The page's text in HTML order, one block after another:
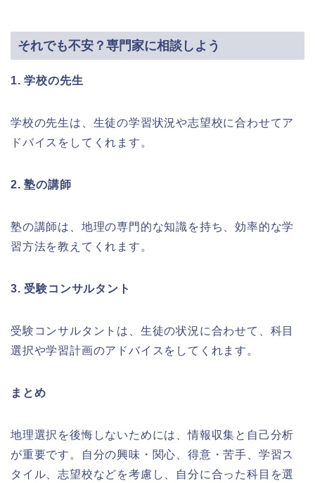
それでも不安？専門家に相談しよう
1. 学校の先生
学校の先生は、生徒の学習状況や志望校に合わせてア
ドバイスをしてくれます。
2. 塾の講師
塾の講師は、地理の専門的な知識を持ち、効率的な学
習方法を教えてくれます。
3. 受験コンサルタント
受験コンサルタントは、生徒の状況に合わせて、科目
選択や学習計画のアドバイスをしてくれます。
まとめ
地理選択を後悔しないためには、情報収集と自己分析
が重要です。自分の興味・関心、得意・苦手、学習ス
タイル、志望校などを考慮し、自分に合った科目を選